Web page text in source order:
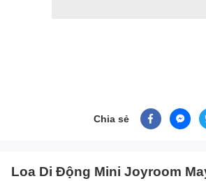
Chia sẻ
Loa Di Động Mini Joyroom